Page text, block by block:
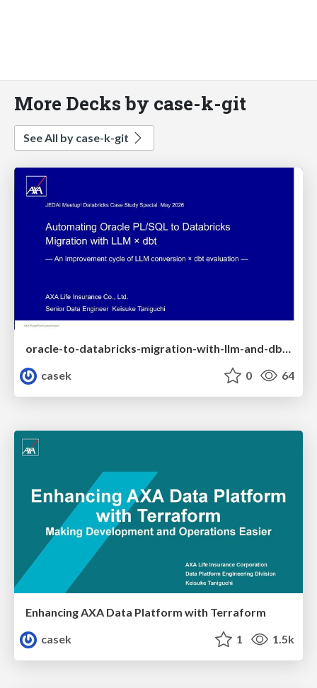
More Decks by case-k-git
See All by case-k-git
oracle-to-databricks-migration-with-llm-and-dbt-en
casek
0 64
Enhancing AXA Data Platform with Terraform
casek
1 1.5k